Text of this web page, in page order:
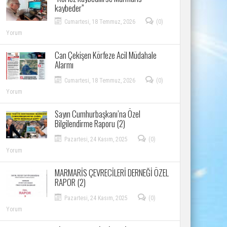
kaybeder”
Cumartesi, 18 Temmuz, 2026
(0)
Yorum
Can Çekişen Körfeze Acil Müdahale
Alarmı
Cumartesi, 18 Temmuz, 2026
(0)
Yorum
Sayın Cumhurbaşkanı’na Özel
Bilgilendirme Raporu (2)
Pazartesi, 24 Kasım, 2025
(0)
Yorum
MARMARİS ÇEVRECİLERİ DERNEĞİ ÖZEL
RAPOR (2)
Pazartesi, 24 Kasım, 2025
(0)
Yorum